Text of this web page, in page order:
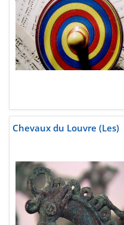
Chevaux du Louvre (Les)